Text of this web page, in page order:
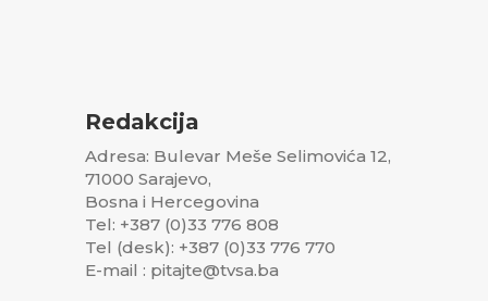
Redakcija
Adresa: Bulevar Meše Selimovića 12,
71000 Sarajevo,
Bosna i Hercegovina
Tel: +387 (0)33 776 808
Tel (desk): +387 (0)33 776 770
E-mail : pitajte@tvsa.ba